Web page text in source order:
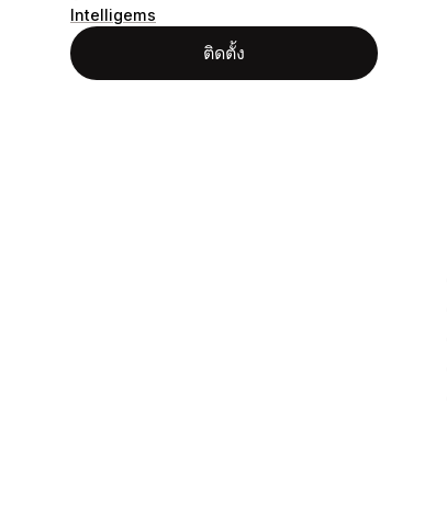
Intelligems
ติดตั้ง